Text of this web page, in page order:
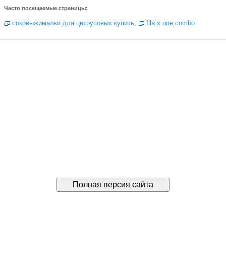
Часто посещаемые страницы:
соковыжималки для цитрусовых купить, fila x one combo